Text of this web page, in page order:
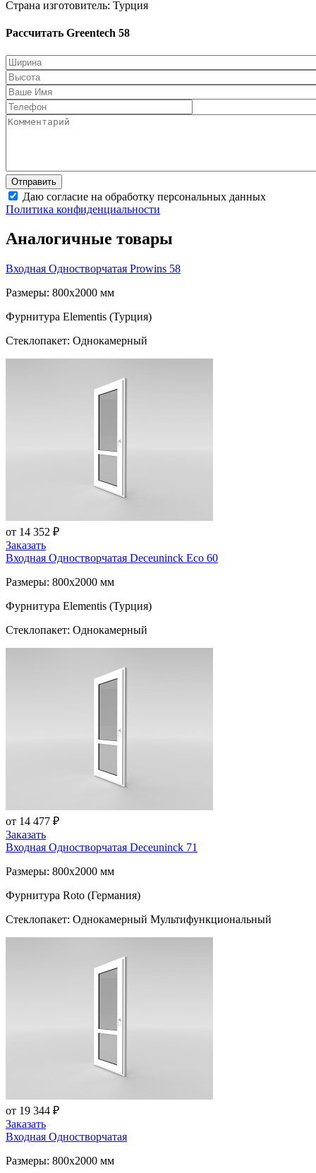
Страна изготовитель: Турция
Рассчитать Greentech 58
Даю согласие на обработку персональных данных
Политика конфиденциальности
Аналогичные товары
Входная Одностворчатая Prowins 58
Размеры: 800x2000 мм
Фурнитура Elementis (Турция)
Стеклопакет: Однокамерный
от 14 352 ₽
Заказать
Входная Одностворчатая Deceuninck Eco 60
Размеры: 800x2000 мм
Фурнитура Elementis (Турция)
Стеклопакет: Однокамерный
от 14 477 ₽
Заказать
Входная Одностворчатая Deceuninck 71
Размеры: 800x2000 мм
Фурнитура Roto (Германия)
Стеклопакет: Однокамерный Мультифункциональный
от 19 344 ₽
Заказать
Входная Одностворчатая
Размеры: 800x2000 мм